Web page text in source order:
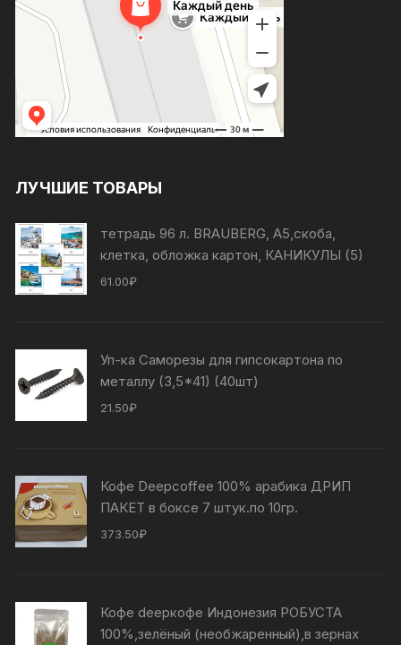
ЛУЧШИЕ ТОВАРЫ
тетрадь 96 л. BRAUBERG, А5,скоба,
клетка, обложка картон, КАНИКУЛЫ (5)
61.00₽
Уп-ка Саморезы для гипсокартона по
металлу (3,5*41) (40шт)
21.50₽
Кофе Deepcoffee 100% арабика ДРИП
ПАКЕТ в боксе 7 штук.по 10гр.
373.50₽
Кофе deepкофе Индонезия РОБУСТА
100%,зелёный (необжаренный),в зернах